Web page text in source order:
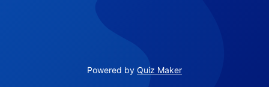
Powered by Quiz Maker